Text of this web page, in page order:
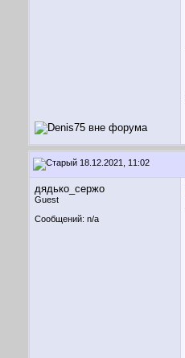
18.12.2021, 11:02
дядько_сержо
Guest
Сообщений: n/a